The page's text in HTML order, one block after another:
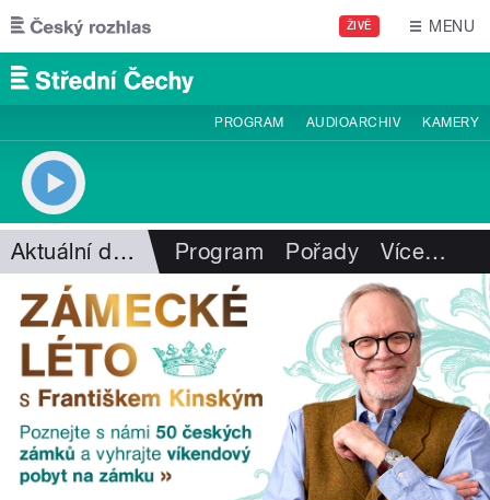
Přejít k hlavnímu obsahu
ŽIVĚ MENU
PROGRAM AUDIOARCHIV KAMERY
Aktuální dění Program Pořady Více…